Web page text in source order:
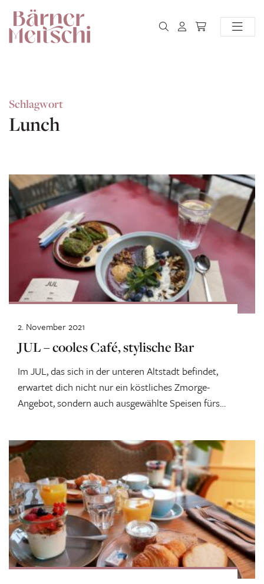
Schlagwort
Lunch
JUL – cooles Café, stylische Bar
Im JUL, das sich in der unteren Altstadt befindet,
erwartet dich nicht nur ein köstliches Zmorge-
Angebot, sondern auch ausgewählte Speisen fürs
werden auch die Gerichte serviert.
2. November 2021